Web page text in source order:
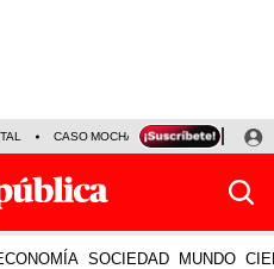
CASO MOCHASUELDOS
SOCIEDAD MUNDO